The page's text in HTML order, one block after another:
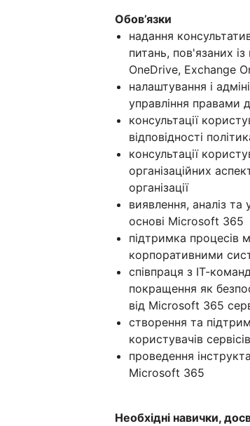
Обов’язки
надання
питань, пов'язаних
OneDrive, Exchange
налаштування і
управління правами
консультації
відповідності
консультації
організаційних
організації
виявлення, аналіз
основі Microsoft 365
підтримка процесів
корпоративними
співпраця з ІТ-
покращення як
від Microsoft 365
створення та
користувачів сервісів
проведення
Microsoft 365
Необхідні навички,